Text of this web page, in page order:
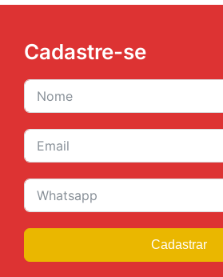
Cadastre-se
Cadastrar